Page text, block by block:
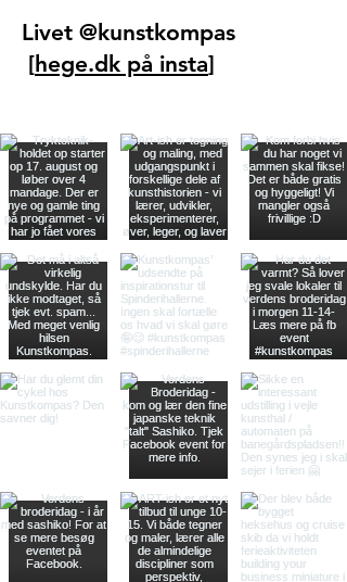
Livet @kunstkompas
[hege.dk på insta]